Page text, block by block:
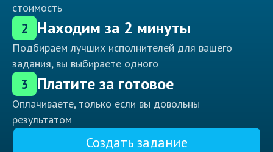
стоимость
2 Находим за 2 минуты
Подбираем лучших исполнителей для вашего
задания, вы выбираете одного
3 Платите за готовое
Оплачиваете, только если вы довольны
результатом
Создать задание